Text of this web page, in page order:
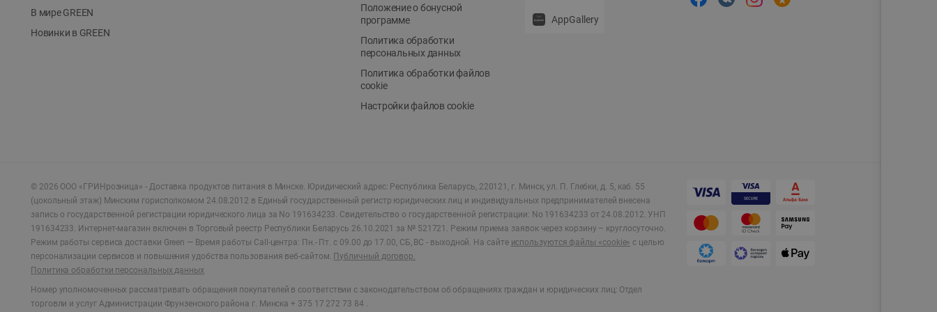
В мире GREEN
Новинки в GREEN
Положение о бонусной
программе
Политика обработки
персональных данных
Политика обработки файлов
cookie
Настройки файлов cookie
AppGallery
© 2026 ООО «ГРИНрозница» - Доставка продуктов питания в Минске. Юридический адрес: Республика Беларусь, 220121, г. Минск, ул. П. Глебки, д. 5, каб. 55
(цокольный этаж) Минским горисполкомом 24.08.2012 в Единый государственный регистр юридических лиц и индивидуальных предпринимателей внесена
запись о государственной регистрации юридического лица за No 191634233. Свидетельство о государственной регистрации: No 191634233 от 24.08.2012. УНП
191634233. Интернет-магазин включен в Торговый реестр Республики Беларусь 26.10.2021 за № 521721. Режим приема заявок через корзину – круглосуточно.
Режим работы сервиса доставки Green — Время работы Call-центра: Пн.- Пт. с 09.00 до 17.00, СБ, ВС - выходной. На сайте используются файлы «cookie» с целью
персонализации сервисов и повышения удобства пользования веб-сайтом. Публичный договор.
Политика обработки персональных данных
Номер уполномоченных рассматривать обращения покупателей в соответствии с законодательством об обращениях граждан и юридических лиц: Отдел
торговли и услуг Администрации Фрунзенского района г. Минска + 375 17 272 73 84 .